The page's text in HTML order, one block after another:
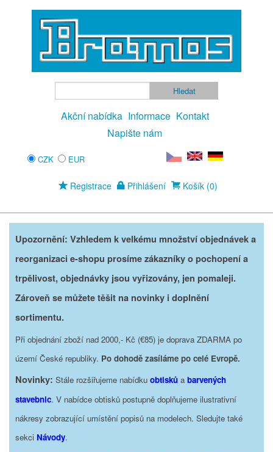
Akční nabídka Informace Kontakt
Napište nám
CZK EUR
Registrace Přihlášení Košík (0)
Upozornění: Vzhledem k velkému množství objednávek a
reorganizaci e-shopu prosíme zákazníky o pochopení a
trpělivost, objednávky jsou vyřizovány, jen pomaleji.
Zároveň se můžete těšit na novinky i doplnění
sortimentu.
Při objednání zboží nad 2000,- Kč (€85) je doprava ZDARMA po
území České republiky. Po dohodě zasíláme po celé Evropě.
Novinky: Stále rozšiřujeme nabídku obtisků a barvených
stavebnic. V nabídce obtisků postupně doplňujeme ilustrativní
nákresy zobrazující umístění popisů na modelech. Sledujte také
sekci Návody.